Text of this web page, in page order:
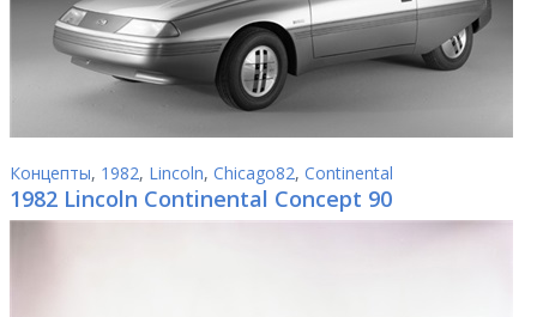
Концепты, 1982, Lincoln, Chicago82, Continental
1982 Lincoln Continental Concept 90